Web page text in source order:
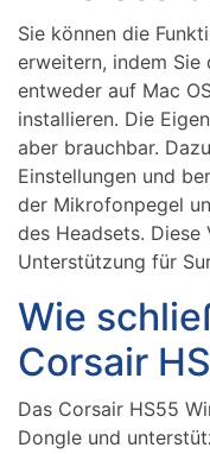
Sie können die
erweitern, indem
entweder auf Mac
installieren. Die
aber brauchbar.
Einstellungen und
der Mikrofonpegel
des Headsets.
Unterstützung für
Wie
Corsair
Das Corsair HS55
Dongle und